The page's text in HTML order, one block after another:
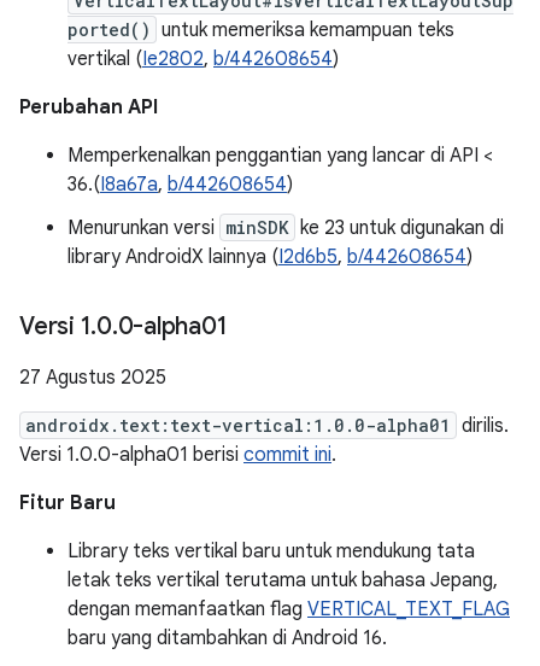
ported() untuk memeriksa kemampuan teks
vertikal (Ie2802, b/442608654)
Perubahan API
Memperkenalkan penggantian yang lancar di API <
36.(I8a67a, b/442608654)
Menurunkan versi minSDK ke 23 untuk digunakan di
library AndroidX lainnya (I2d6b5, b/442608654)
Versi 1.0.0-alpha01
27 Agustus 2025
androidx.text:text-vertical:1.0.0-alpha01
dirilis.
Versi 1.0.0-alpha01 berisi commit ini.
Fitur Baru
Library teks vertikal baru untuk mendukung tata
letak teks vertikal terutama untuk bahasa Jepang,
dengan memanfaatkan flag VERTICAL_TEXT_FLAG
baru yang ditambahkan di Android 16.